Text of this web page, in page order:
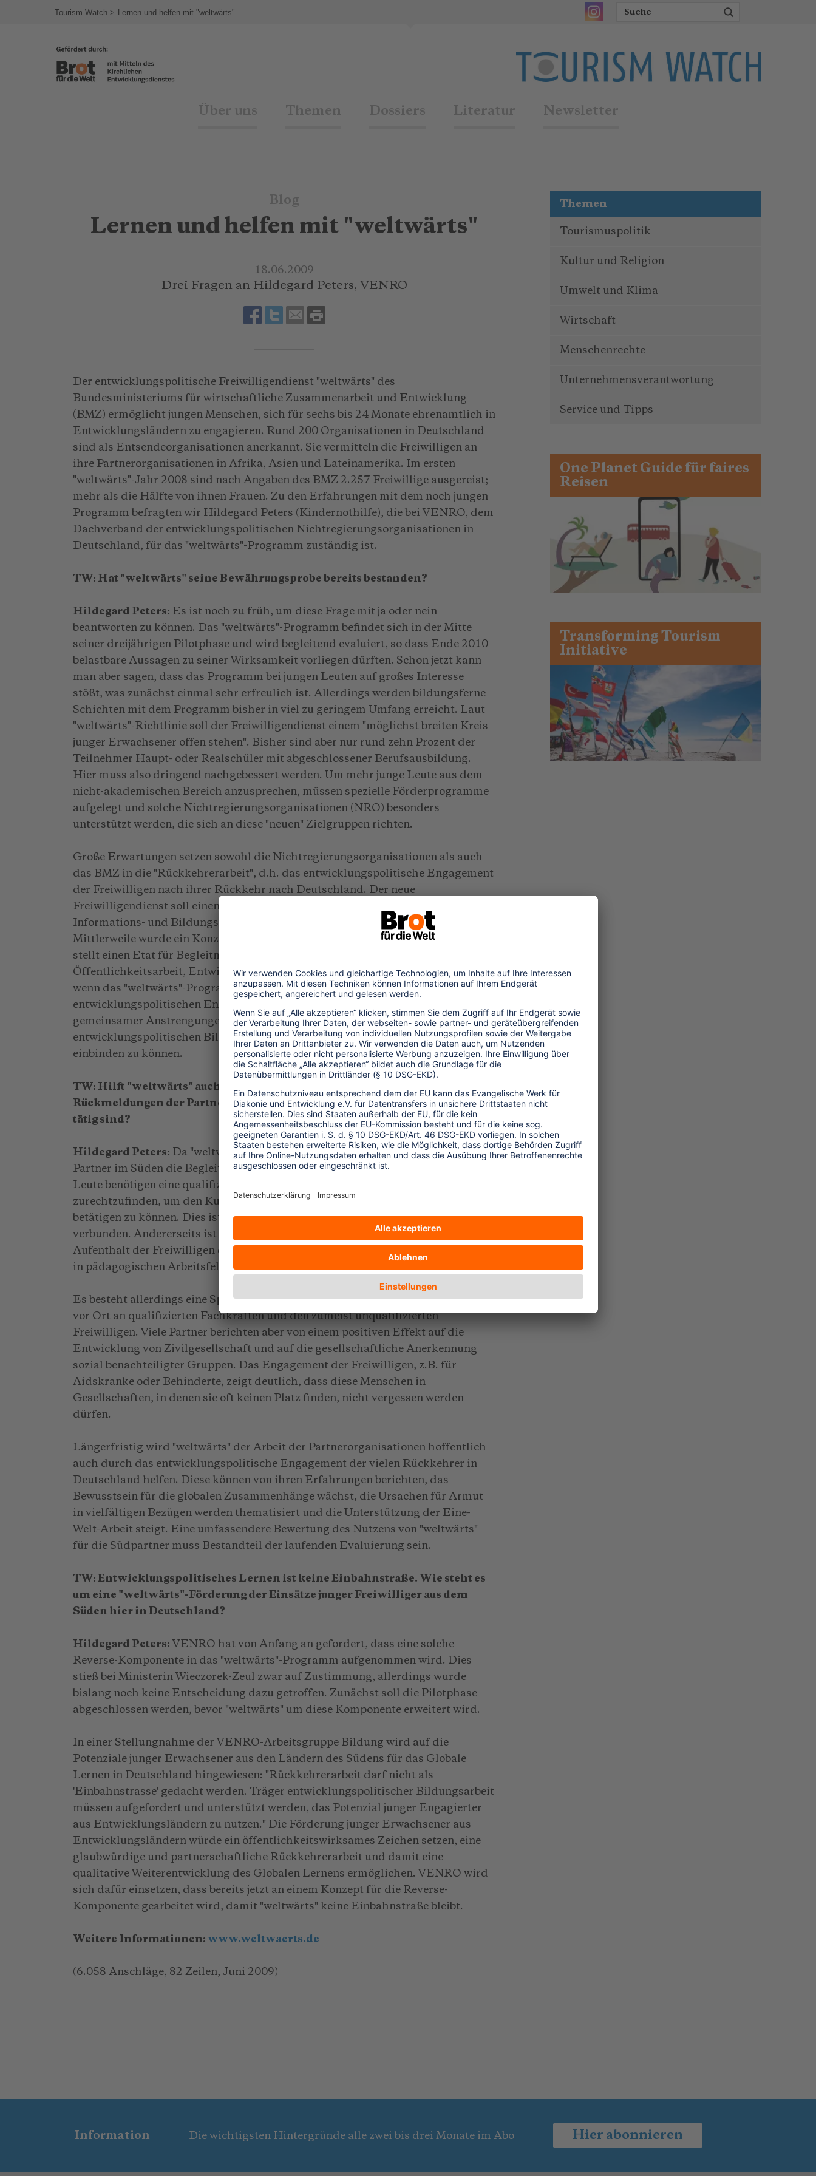
Tourism Watch Lernen und helfen mit "weltwärts"
Über uns Themen Dossiers Literatur Newsletter
Blog
Lernen und helfen mit "weltwärts"
18.06.2009
Drei Fragen an Hildegard Peters, VENRO
Der entwicklungspolitische Freiwilligendienst "weltwärts" des
Bundesministeriums für wirtschaftliche Zusammenarbeit und Entwicklung
(BMZ) ermöglicht jungen Menschen, sich für sechs bis 24 Monate ehrenamtlich in
Entwicklungsländern zu engagieren. Rund 200 Organisationen in Deutschland
sind als Entsendeorganisationen anerkannt. Sie vermitteln die Freiwilligen an
ihre Partnerorganisationen in Afrika, Asien und Latein­amerika. Im ersten
"weltwärts"-Jahr 2008 sind nach Angaben des BMZ 2.257 Frei­willige ausgereist;
mehr als die Hälfte von ihnen Frauen. Zu den Erfahrungen mit dem noch jungen
Programm befragten wir Hildegard Peters (Kindernothilfe), die bei VENRO, dem
Dachverband der entwicklungspolitischen Nichtregierungsorganisationen in
Deutschland, für das "weltwärts"-Programm zuständig ist.
TW: Hat "weltwärts" seine Bewährungsprobe bereits bestanden?
Hildegard Peters: Es ist noch zu früh, um diese Frage mit ja oder nein
beantworten zu können. Das "weltwärts"-Programm befindet sich in der Mitte
seiner dreijährigen Pilotphase und wird begleitend evaluiert, so dass Ende 2010
belastbare Aussagen zu seiner Wirksamkeit vorliegen dürften. Schon jetzt kann
man aber sagen, dass das Programm bei jungen Leuten auf großes Interesse
stößt, was zunächst einmal sehr erfreulich ist. Allerdings werden bildungsferne
Schichten mit dem Programm bisher in viel zu geringem Umfang erreicht. Laut
"weltwärts"-Richtlinie soll der Freiwilligendienst einem "möglichst breiten Kreis
junger Erwachsener offen stehen". Bisher sind aber nur rund zehn Prozent der
Teilnehmer Haupt- oder Realschüler mit abgeschlossener Berufsausbildung.
Hier muss also dringend nachgebessert werden. Um mehr junge Leute aus dem
nicht-akademischen Bereich anzusprechen, müssen spezielle Förderprogramme
aufgelegt und solche Nichtregierungsorganisationen (NRO) besonders
unterstützt werden, die sich an diese "neuen" Zielgruppen richten.
Große Erwartungen setzen sowohl die Nichtregierungsorganisationen als auch
das BMZ in die "Rückkehrerarbeit", d.h. das entwicklungspolitische Engagement
der Freiwilligen nach ihrer Rückkehr nach Deutschland. Der neue
Freiwilligendienst soll einen "effizienten Beitrag zur entwicklungspolitischen
Informations- und Bildungsarbeit im Sinne des Globalen Lernens" leisten.
Mittlerweile wurde ein Konzept für die Rückkehrerarbeit entwickelt. Das BMZ
stellt einen Etat für Begleitmaßnahmen zur Verfügung (Qualifizierung,
Öffentlichkeitsarbeit, Entwicklung von Projekten des globalen Lernens). Auch
wenn das "weltwärts"-Programm eine Selbstverpflichtung der Freiwilligen zum
entwicklungspolitischen Engagement in Deutschland beinhaltet, wird es großer
gemeinsamer Anstrengungen bedürfen, um die Rückkehrer in Aktivitäten der
entwicklungspolitischen Bildung und des globalen Lernens angemessen
einbinden zu können.
TW: Hilft "weltwärts" auch den Partnern im Süden? Wie sehen die
Rückmeldungen der Partnerorganisationen aus, bei denen die Freiwilligen
tätig sind?
Hildegard Peters: Da "weltwärts" in erster Linie ein Lerndienst ist, steht für die
Partner im Süden die Begleitung der Freiwilligen im Vordergrund. Die jungen
Leute benötigen eine qualifizierte Anleitung, um sich in einem fremden Umfeld
zurechtzufinden, um den Kulturschock zu verarbeiten und um sich nutzbringend
betätigen zu können. Dies ist für die Partnerorganisationen mit viel Aufwand
verbunden. Andererseits ist zu erwarten, dass die Südpartner aus dem
Aufenthalt der Freiwilligen durchaus auch Nutzen ziehen. Viele Freiwillige sind
in pädagogischen Arbeitsfeldern tätig. Dort kann ihre Mitarbeit nützlich sein.
Es besteht allerdings eine Spannung zwischen dem Bedarf der Organisationen
vor Ort an qualifizierten Fachkräften und den zumeist unqualifizierten
Freiwilligen. Viele Part­ner berichten aber von einem positiven Effekt auf die
Entwicklung von Zivilgesellschaft und auf die gesellschaftliche Anerkennung
sozial benachteiligter Gruppen. Das Enga­gement der Freiwilligen, z.B. für
Aidskranke oder Behinderte, zeigt deutlich, dass diese Menschen in
Gesellschaften, in denen sie oft keinen Platz finden, nicht vergessen wer­den
dürfen.
Längerfristig wird "weltwärts" der Arbeit der Partnerorganisationen hoffentlich
auch durch das entwicklungspolitische Engagement der vielen Rückkehrer in
Deutschland helfen. Diese können von ihren Erfahrungen berichten, das
Bewusstsein für die globalen Zusammenhänge wächst, die Ursachen für Armut
in vielfältigen Bezügen werden thematisiert und die Unterstützung der Eine-
Welt-Arbeit steigt. Eine umfassendere Bewertung des Nutzens von "weltwärts"
für die Südpartner muss Bestandteil der laufenden Evaluierung sein.
TW: Entwicklungspolitisches Lernen ist keine Einbahnstraße. Wie steht es
um eine "weltwärts"-Förderung der Einsätze junger Freiwilliger aus dem
Süden hier in Deutschland?
Hildegard Peters: VENRO hat von Anfang an gefordert, dass eine solche
Reverse-Komponente in das "weltwärts"-Programm aufgenommen wird. Dies
stieß bei Ministerin Wieczorek-Zeul zwar auf Zustimmung, allerdings wurde
bislang noch keine Entschei­dung dazu getroffen. Zunächst soll die Pilotphase
abgeschlossen werden, bevor "weltwärts" um diese Komponente erweitert wird.
In einer Stellungnahme der VENRO-Arbeitsgruppe Bildung wird auf die
Potenziale jun­ger Erwachsener aus den Ländern des Südens für das Globale
Lernen in Deutschland hingewiesen: "Rückkehrerarbeit darf nicht als
'Einbahnstrasse' gedacht werden. Träger entwicklungspolitischer Bildungsarbeit
müssen aufgefordert und unterstützt werden, das Potenzial junger Engagierter
aus Entwicklungsländern zu nutzen." Die Förderung junger Erwachsener aus
Entwicklungsländern würde ein öffentlichkeitswirksames Zeichen setzen, eine
glaubwürdige und partnerschaftliche Rückkehrerarbeit und damit eine
qualitative Weiterentwicklung des Globalen Lernens ermöglichen. VENRO wird
sich dafür einsetzen, dass bereits jetzt an einem Konzept für die Reverse-
Komponente gearbeitet wird, damit "weltwärts" keine Einbahnstraße bleibt.
Weitere Informationen: www.weltwaerts.de
(6.058 Anschläge, 82 Zeilen, Juni 2009)
Themen
Tourismuspolitik
Kultur und Religion
Umwelt und Klima
Wirtschaft
Menschenrechte
Unternehmensverantwortung
Service und Tipps
One Planet Guide für faires
Reisen
Transforming Tourism
Initiative
Information Die wichtigsten Hintergründe alle zwei bis drei Monate im Abo Hier abonnieren